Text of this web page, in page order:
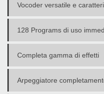
Vocoder versatile e
128 Programs di uso
Completa gamma di effetti
Arpeggiatore